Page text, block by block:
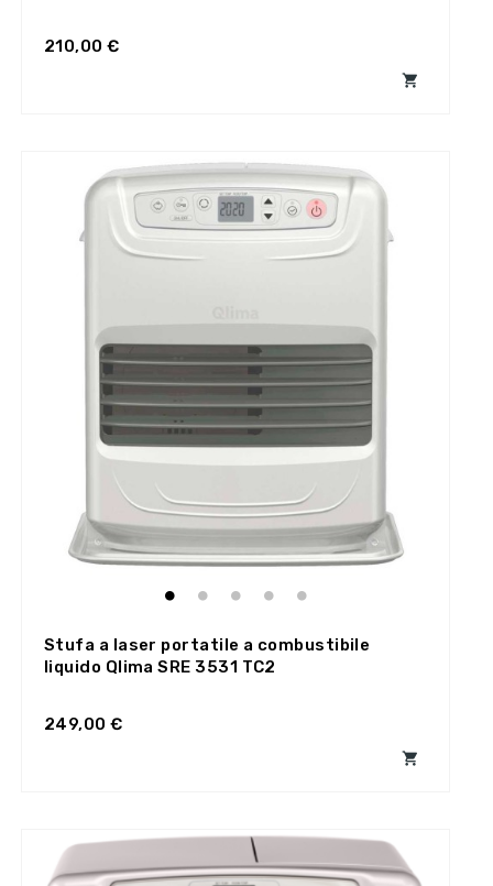
210,00 €

Stufa a laser portatile a combustibile
liquido Qlima SRE 3531 TC2
249,00 €
